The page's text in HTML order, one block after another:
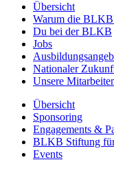
Übersicht
Warum die
Du bei der BLKB
Jobs
Nationaler
Unsere
Übersicht
Sponsoring
Engagements &
BLKB Stiftung
Events